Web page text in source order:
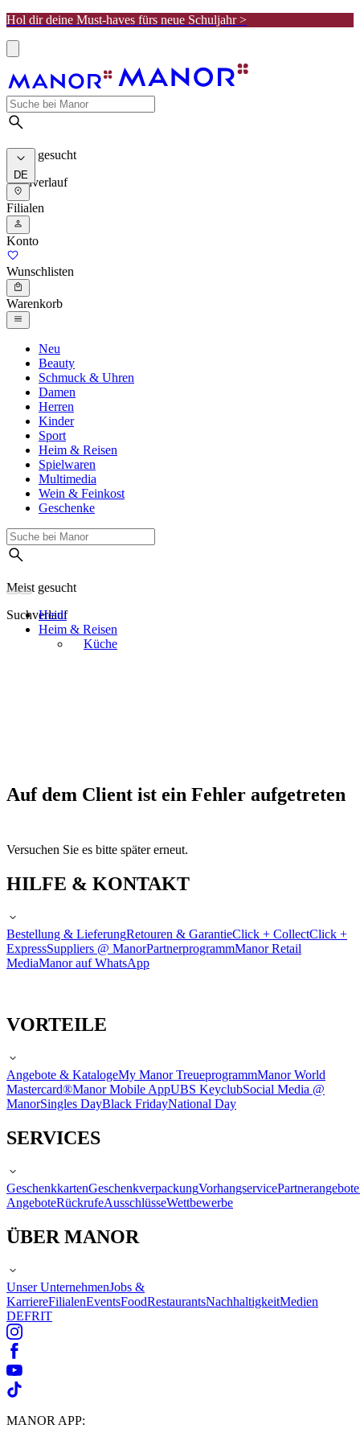
Hol dir deine Must-haves fürs neue Schuljahr >
Meist gesucht
Suchverlauf
DE
Filialen
Konto
Wunschlisten
Warenkorb
Neu
Beauty
Schmuck & Uhren
Damen
Herren
Kinder
Sport
Heim & Reisen
Spielwaren
Multimedia
Wein & Feinkost
Geschenke
Meist gesucht
Suchverlauf
Heidi
Heim & Reisen
Küche
Auf dem Client ist ein Fehler aufgetreten
Versuchen Sie es bitte später erneut.
HILFE & KONTAKT
Bestellung & LieferungRetouren & GarantieClick + CollectClick +
ExpressSuppliers @ ManorPartnerprogrammManor Retail
MediaManor auf WhatsApp
VORTEILE
Angebote & KatalogeMy Manor TreueprogrammManor World
Mastercard®Manor Mobile AppUBS KeyclubSocial Media @
ManorSingles DayBlack FridayNational Day
SERVICES
GeschenkkartenGeschenkverpackungVorhangservicePartnerangebote
AngeboteRückrufeAusschlüsseWettbewerbe
ÜBER MANOR
Unser UnternehmenJobs &
KarriereFilialenEventsFoodRestaurantsNachhaltigkeitMedien
DEFRIT
MANOR APP: